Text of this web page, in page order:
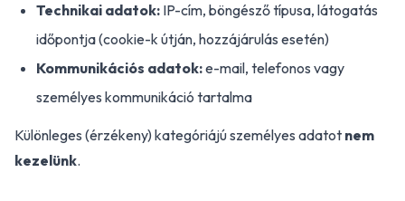
Technikai adatok: IP-cím, böngésző típusa, látogatás
időpontja (cookie-k útján, hozzájárulás esetén)
Kommunikációs adatok:e-mail, telefonos vagy
személyes kommunikáció tartalma
Különleges (érzékeny) kategóriájú személyes adatot nem
kezelünk.